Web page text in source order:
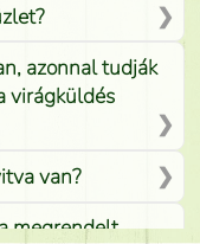
azonnal tudják
virágküldés
van?
megrendelt